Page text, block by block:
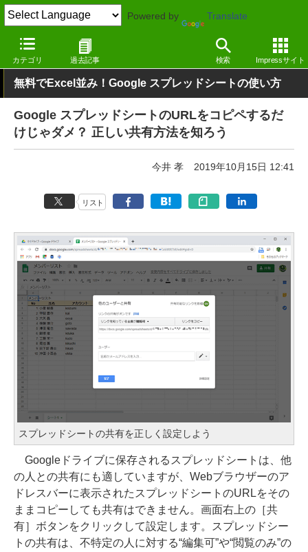
Powered by Translate
カテゴリ 過去記事 検索 Impressサイト
窓の杜 オフィス・ドキュメント Webサービス
無料でExcel並み！Google スプレッドシートの使い方
Google スプレッドシートのURLをコピペするだ
けじゃダメ？ 正しい共有方法を知ろう
今井 孝 2019年10月15日 12:41
リスト
スプレッドシートの共有を正しく設定しよう
Googleドライブに保存されるスプレッドシートは、他
の人との共有にも適していますが、Webブラウザーのア
ドレスバーに表示されたスプレッドシートのURLをその
ままコピーしても共有はできません。画面右上の［共
有］ボタンをクリックして設定します。スプレッドシー
トの共有は、不特定の人に対する“編集可”や“閲覧のみ”の